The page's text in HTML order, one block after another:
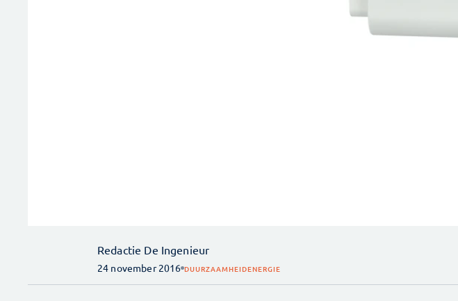
Redactie De Ingenieur
24 november 2016 DUURZAAMHEIDENERGIE